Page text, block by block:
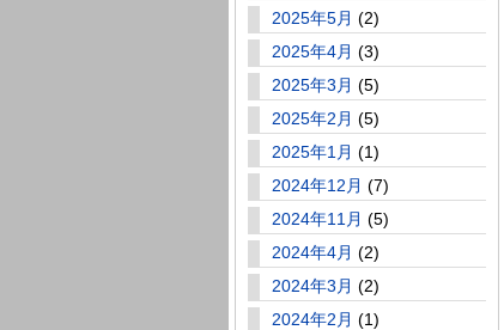
2025年5月 (2)
2025年4月 (3)
2025年3月 (5)
2025年2月 (5)
2025年1月 (1)
2024年12月 (7)
2024年11月 (5)
2024年4月 (2)
2024年3月 (2)
2024年2月 (1)